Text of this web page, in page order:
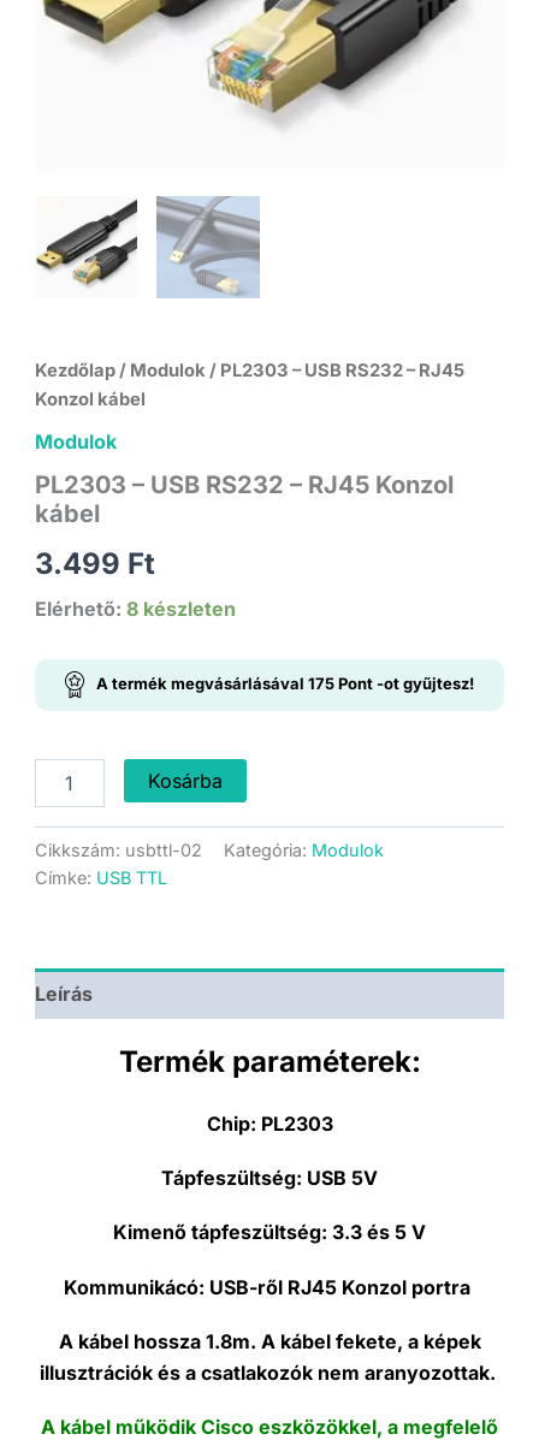
Kezdőlap/ Modulok / PL2303 – USB RS232 – RJ45
Konzol kábel
Modulok
PL2303 – USB RS232 – RJ45 Konzol
kábel
3.499 Ft
Elérhető: 8 készleten
A termék megvásárlásával 175Pont-ot gyűjtesz!
RS232
RJ45
Kosárba
Cikkszám: usbttl-02 Kategória: Modulok
Címke: USB TTL
Leírás
Termék paraméterek:
Chip: PL2303
Tápfeszültség: USB 5V
Kimenő tápfeszültség: 3.3 és 5 V
Kommunikácó: USB-ről RJ45 Konzol portra
A kábel hossza 1.8m. A kábel fekete, a képek
illusztrációk és a csatlakozók nem aranyozottak.
A kábel működik Cisco eszközökkel, a megfelelő